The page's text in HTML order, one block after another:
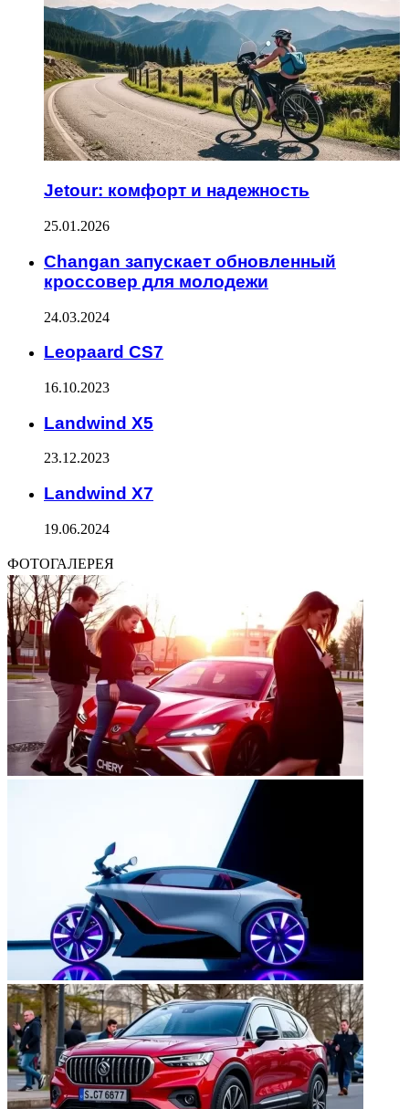
Jetour: комфорт и надежность
25.01.2026
Changan запускает обновленный
кроссовер для молодежи
24.03.2024
Leopaard CS7
16.10.2023
Landwind X5
23.12.2023
Landwind X7
19.06.2024
ФОТОГАЛЕРЕЯ